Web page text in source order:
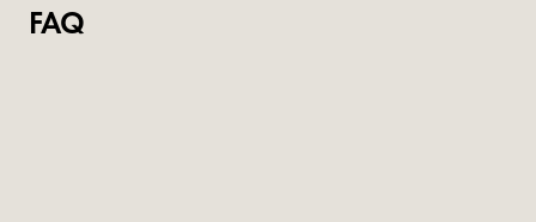
FAQ